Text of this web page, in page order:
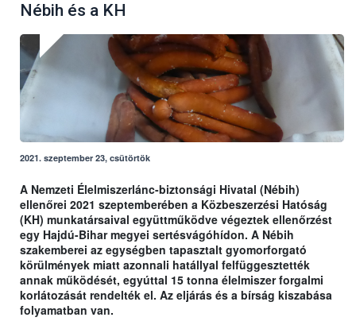
Nébih és a KH
2021. szeptember 23, csütörtök
A Nemzeti Élelmiszerlánc-biztonsági Hivatal (Nébih)
ellenőrei 2021 szeptemberében a Közbeszerzési Hatóság
(KH) munkatársaival együttműködve végeztek ellenőrzést
egy Hajdú-Bihar megyei sertésvágóhídon. A Nébih
szakemberei az egységben tapasztalt gyomorforgató
körülmények miatt azonnali hatállyal felfüggesztették
annak működését, egyúttal 15 tonna élelmiszer forgalmi
korlátozását rendelték el. Az eljárás és a bírság kiszabása
folyamatban van.